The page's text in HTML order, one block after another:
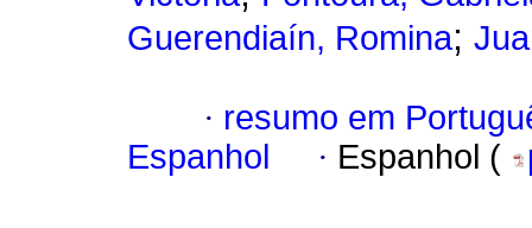
Guerendiaín, Romina;
· resumo em
Espanhol
· Espanhol (